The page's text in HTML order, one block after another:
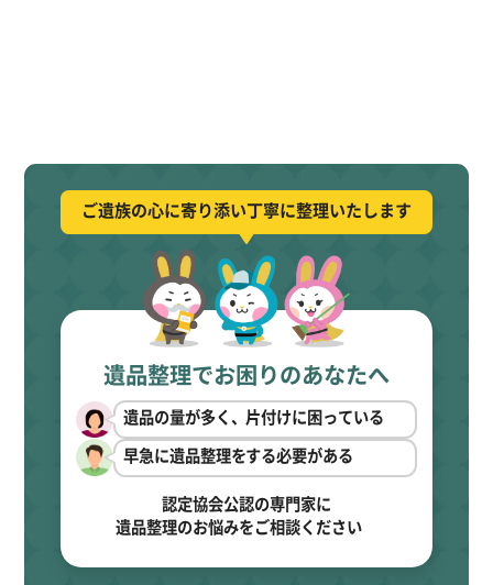
ご遺族の心に寄り添い丁寧に整理いたします
遺品整理でお困りのあなたへ
遺品の量が多く、片付けに困っている
早急に遺品整理をする必要がある
認定協会公認の専門家に
遺品整理のお悩みをご相談ください